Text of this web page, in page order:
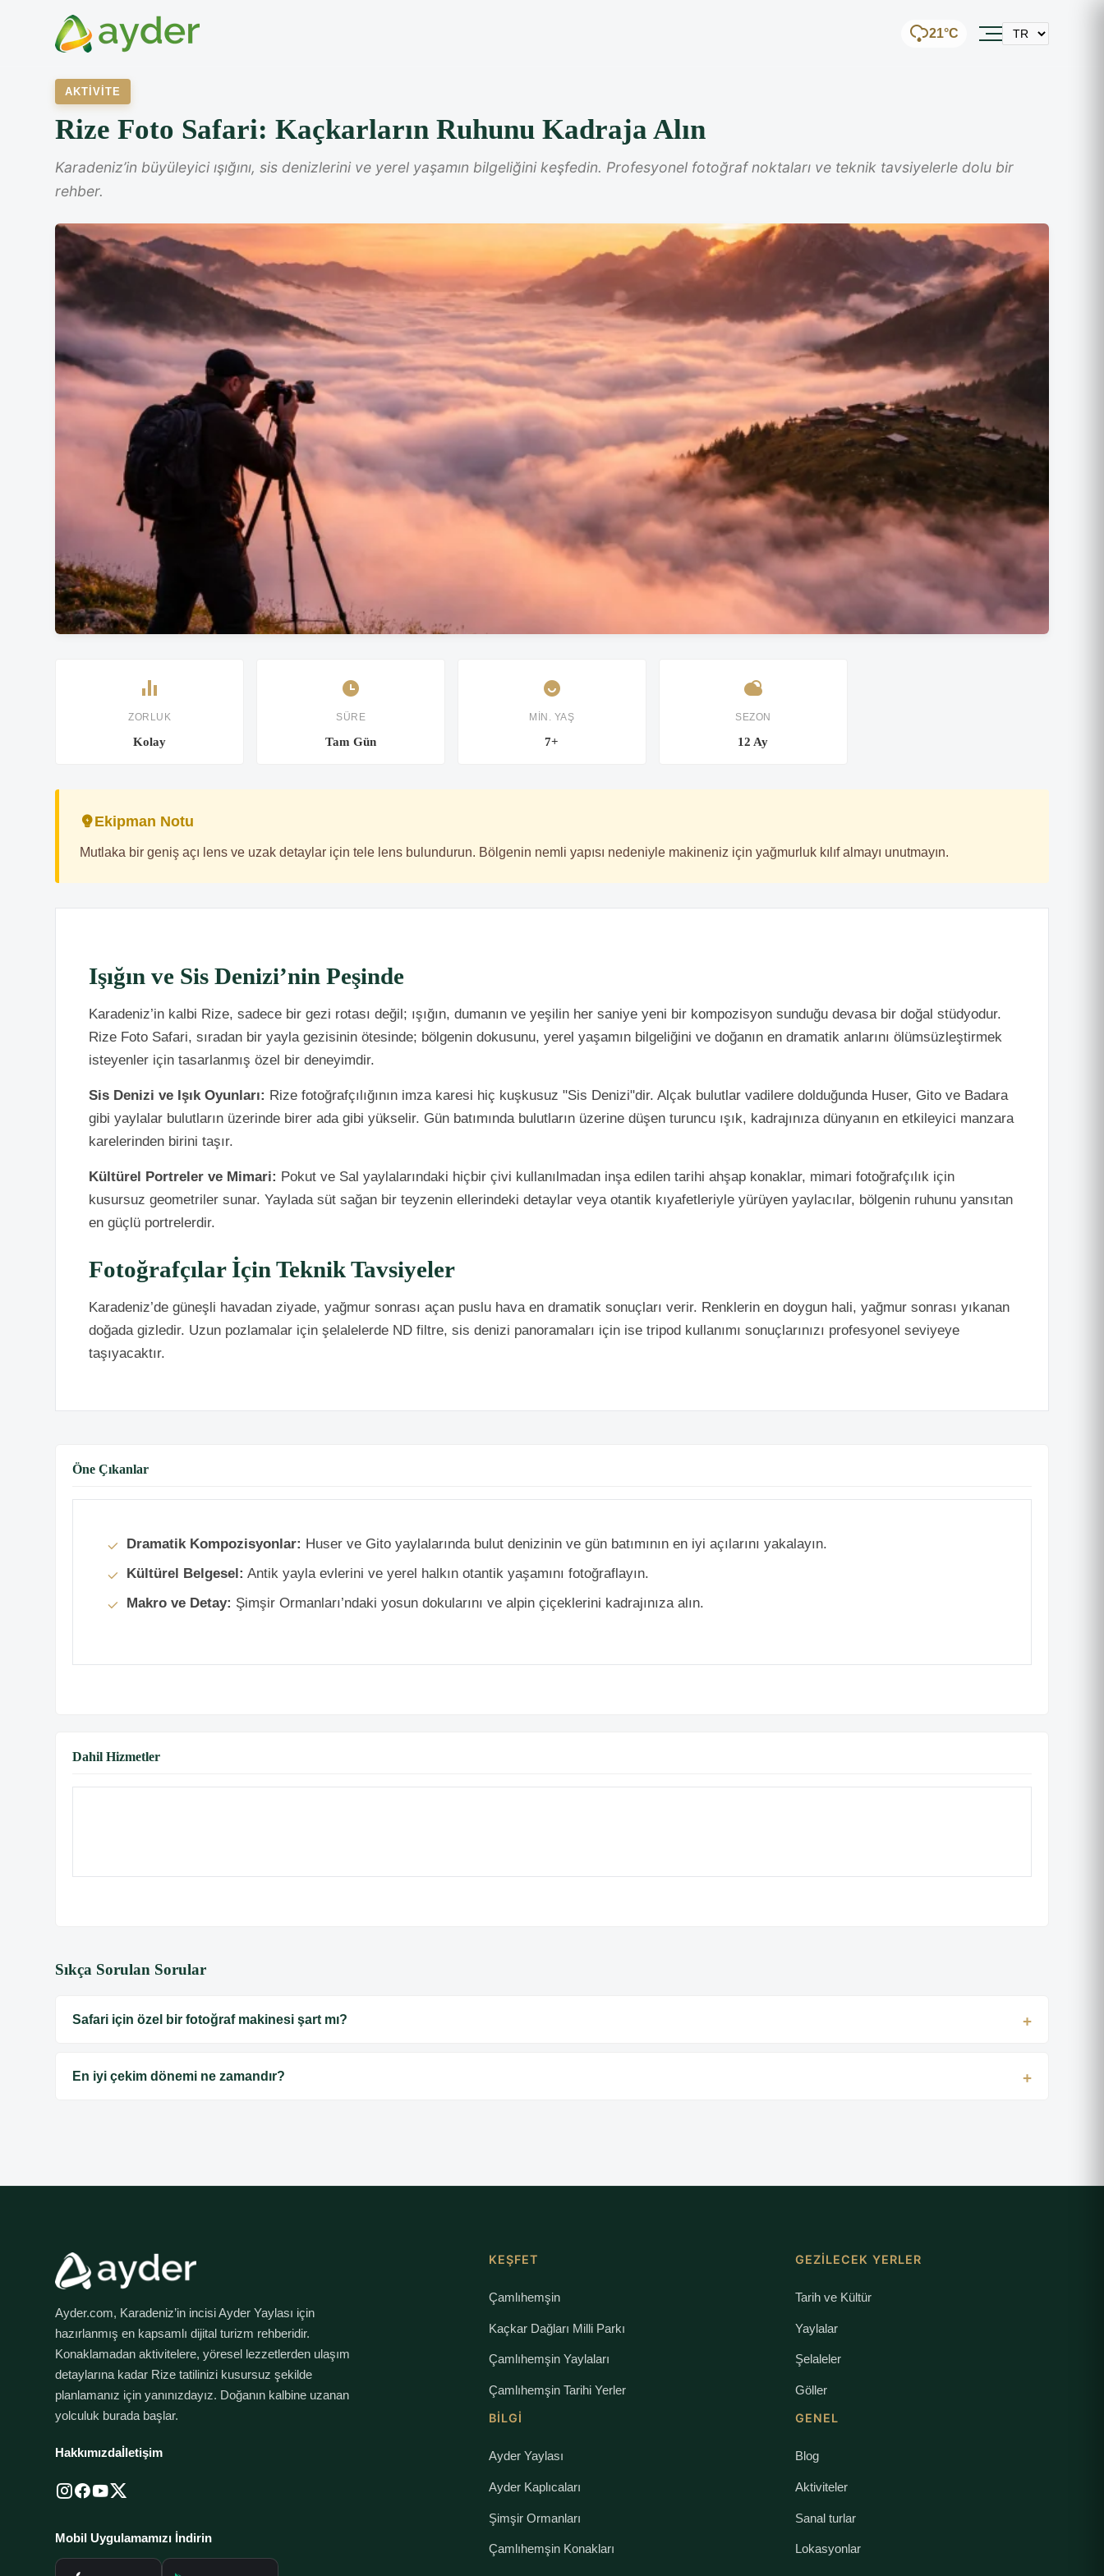
21°C
AKTIVITE
Rize Foto Safari: Kaçkarların Ruhunu Kadraja Alın
Karadeniz’in büyüleyici ışığını, sis denizlerini ve yerel yaşamın bilgeliğini keşfedin. Profesyonel fotoğraf noktaları ve teknik tavsiyelerle dolu bir
rehber.
ZORLUK
Kolay
SÜRE
Tam Gün
MIN. YAŞ
7+
SEZON
12 Ay
Ekipman Notu
Mutlaka bir geniş açı lens ve uzak detaylar için tele lens bulundurun. Bölgenin nemli yapısı nedeniyle makineniz için yağmurluk kılıf almayı unutmayın.
Işığın ve Sis Denizi’nin Peşinde
Karadeniz’in kalbi Rize, sadece bir gezi rotası değil; ışığın, dumanın ve yeşilin her saniye yeni bir kompozisyon sunduğu devasa bir doğal stüdyodur.
Rize Foto Safari, sıradan bir yayla gezisinin ötesinde; bölgenin dokusunu, yerel yaşamın bilgeliğini ve doğanın en dramatik anlarını ölümsüzleştirmek
isteyenler için tasarlanmış özel bir deneyimdir.
Sis Denizi ve Işık Oyunları: Rize fotoğrafçılığının imza karesi hiç kuşkusuz "Sis Denizi"dir. Alçak bulutlar vadilere dolduğunda Huser, Gito ve Badara
gibi yaylalar bulutların üzerinde birer ada gibi yükselir. Gün batımında bulutların üzerine düşen turuncu ışık, kadrajınıza dünyanın en etkileyici manzara
karelerinden birini taşır.
Kültürel Portreler ve Mimari: Pokut ve Sal yaylalarındaki hiçbir çivi kullanılmadan inşa edilen tarihi ahşap konaklar, mimari fotoğrafçılık için
kusursuz geometriler sunar. Yaylada süt sağan bir teyzenin ellerindeki detaylar veya otantik kıyafetleriyle yürüyen yaylacılar, bölgenin ruhunu yansıtan
en güçlü portrelerdir.
Fotoğrafçılar İçin Teknik Tavsiyeler
Karadeniz’de güneşli havadan ziyade, yağmur sonrası açan puslu hava en dramatik sonuçları verir. Renklerin en doygun hali, yağmur sonrası yıkanan
doğada gizledir. Uzun pozlamalar için şelalelerde ND filtre, sis denizi panoramaları için ise tripod kullanımı sonuçlarınızı profesyonel seviyeye
taşıyacaktır.
Öne Çıkanlar
Dramatik Kompozisyonlar: Huser ve Gito yaylalarında bulut denizinin ve gün batımının en iyi açılarını yakalayın.
Kültürel Belgesel: Antik yayla evlerini ve yerel halkın otantik yaşamını fotoğraflayın.
Makro ve Detay: Şimşir Ormanları’ndaki yosun dokularını ve alpin çiçeklerini kadrajınıza alın.
Dahil Hizmetler
Sıkça Sorulan Sorular
Safari için özel bir fotoğraf makinesi şart mı?
En iyi çekim dönemi ne zamandır?
Ayder.com, Karadeniz’in incisi Ayder Yaylası için
hazırlanmış en kapsamlı dijital turizm rehberidir.
Konaklamadan aktivitelere, yöresel lezzetlerden ulaşım
detaylarına kadar Rize tatilinizi kusursuz şekilde
planlamanız için yanınızdayız. Doğanın kalbine uzanan
yolculuk burada başlar.
Hakkımızdaİletişim
Mobil Uygulamamızı İndirin
KEŞFET
Çamlıhemşin
Kaçkar Dağları Milli Parkı
Çamlıhemşin Yaylaları
Çamlıhemşin Tarihi Yerler
BILGI
Ayder Yaylası
Ayder Kaplıcaları
Şimşir Ormanları
Çamlıhemşin Konakları
GEZILECEK YERLER
Tarih ve Kültür
Yaylalar
Şelaleler
Göller
GENEL
Blog
Aktiviteler
Sanal turlar
Lokasyonlar